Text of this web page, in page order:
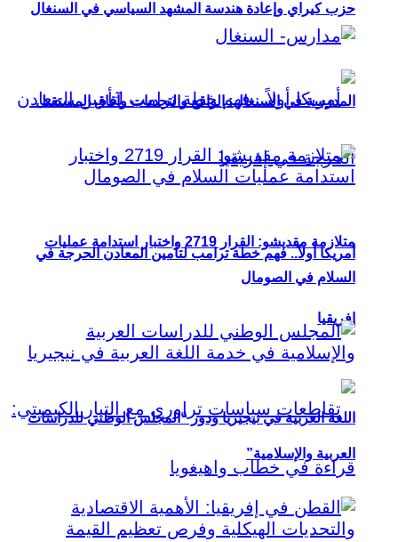
حزب كيراي وإعادة هندسة المشهد السياسي في السنغال
أمريكا أولاً.. فهم خطة ترامب لتأمين المعادن الحرجة في
إفريقيا
المدرسة في السنغال: الواقع والتحديات وآفاق المستقبل
متلازمة مقديشو: القرار 2719 واختبار استدامة عمليات
السلام في الصومال
اللغة العربية في نيجيريا ودور “المجلس الوطني للدراسات
العربية والإسلامية”